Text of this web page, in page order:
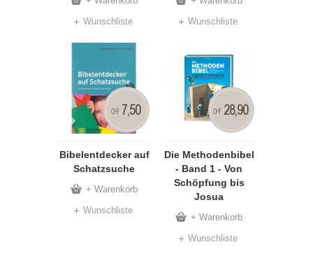
Wunschliste
Wunschliste
Bibelentdecker auf
Schatzsuche
CHF 7,50
+ Warenkorb
Wunschliste
Die Methodenbibel
- Band 1 - Von
Schöpfung bis
Josua
CHF 28,90
+ Warenkorb
Wunschliste